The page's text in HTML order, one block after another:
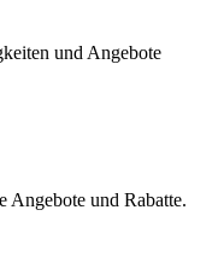
und Angebote
Angebote und Rabatte.